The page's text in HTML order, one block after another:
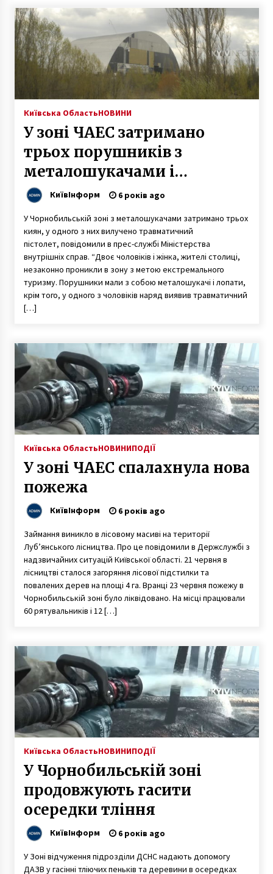
Київська ОбластьНОВИНИ
У зоні ЧАЕС затримано
трьох порушників з
металошукачами і
пістолетом – МВС
КиївІнформ 6 років ago
У Чорнобильській зоні з металошукачами затримано трьох
киян, у одного з них вилучено травматичний
пістолет, повідомили в прес-службі Міністерства
внутрішніх справ. “Двоє чоловіків і жінка, жителі столиці,
незаконно проникли в зону з метою екстремального
туризму. Порушники мали з собою металошукачі і лопати,
крім того, у одного з чоловіків наряд виявив травматичний
[…]
Київська ОбластьНОВИНИПОДІЇ
У зоні ЧАЕС спалахнула нова
пожежа
КиївІнформ 6 років ago
Займання виникло в лісовому масиві на території
Луб’янського лісництва. Про це повідомили в Держслужбі з
надзвичайних ситуацій Київської області. 21 червня в
лісництві сталося загоряння лісової підстилки та
повалених дерев на площі 4 га. Вранці 23 червня пожежу в
Чорнобильській зоні було ліквідовано. На місці працювали
60 рятувальників і 12 […]
Київська ОбластьНОВИНИПОДІЇ
У Чорнобильській зоні
продовжують гасити
осередки тління
КиївІнформ 6 років ago
У Зоні відчуження підрозділи ДСНС надають допомогу
ДАЗВ у гасінні тліючих пеньків та деревини в осередках